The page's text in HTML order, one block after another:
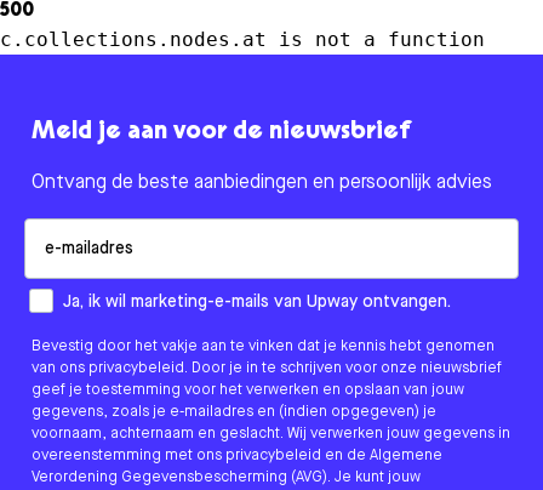
500
c.collections.nodes.at is not a function
Meld je aan voor de nieuwsbrief
Ontvang de beste aanbiedingen en persoonlijk advies
How would you like to hear from us?
Ja, ik wil marketing-e-mails van Upway ontvangen.
Bevestig door het vakje aan te vinken dat je kennis hebt genomen
van ons privacybeleid. Door je in te schrijven voor onze nieuwsbrief
geef je toestemming voor het verwerken en opslaan van jouw
gegevens, zoals je e-mailadres en (indien opgegeven) je
voornaam, achternaam en geslacht. Wij verwerken jouw gegevens in
overeenstemming met ons privacybeleid en de Algemene
Verordening Gegevensbescherming (AVG). Je kunt jouw